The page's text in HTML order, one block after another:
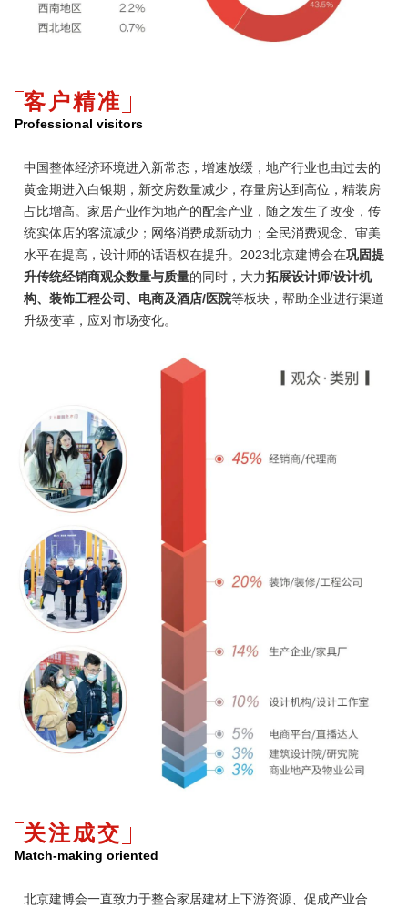
客户精准
Professional visitors
中国整体经济环境进入新常态，增速放缓，地产行业也由过去的
黄金期进入白银期，新交房数量减少，存量房达到高位，精装房
占比增高。家居产业作为地产的配套产业，随之发生了改变，传
统实体店的客流减少；网络消费成新动力；全民消费观念、审美
水平在提高，设计师的话语权在提升。2023北京建博会在巩固提
升传统经销商观众数量与质量的同时，大力拓展设计师/设计机
构、装饰工程公司、电商及酒店/医院等板块，帮助企业进行渠道
升级变革，应对市场变化。
关注成交
Match-making oriented
北京建博会一直致力于整合家居建材上下游资源、促成产业合